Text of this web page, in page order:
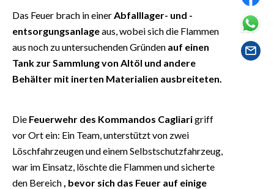
EVENTI
#CARAUNIONE
VIDEO
ABBONATI
Das Feuer brach in einer Abfalllager- und -
entsorgungsanlageaus, wobei sich die Flammen
aus noch zu untersuchenden Gründen auf einen
Tank zur Sammlung von Altöl und andere
Behälter mit inerten Materialien ausbreiteten.
Die Feuerwehr des Kommandos Cagliarigriff
vor Ort ein: Ein Team, unterstützt von zwei
Löschfahrzeugen und einem Selbstschutzfahrzeug,
war im Einsatz, löschte die Flammen und sicherte
den Bereich , bevor sich das Feuer auf einige